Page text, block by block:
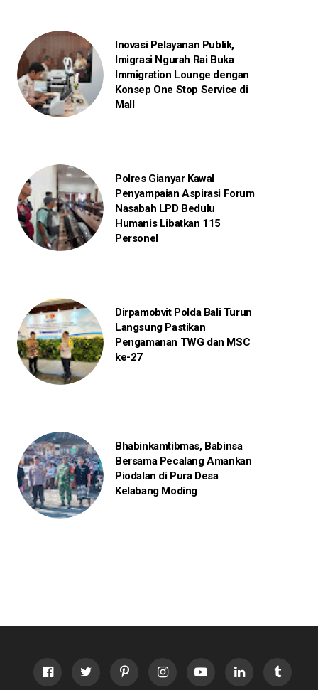
Inovasi Pelayanan Publik,
Imigrasi Ngurah Rai Buka
Immigration Lounge dengan
Konsep One Stop Service di
Mall
Polres Gianyar Kawal
Penyampaian Aspirasi Forum
Nasabah LPD Bedulu
Humanis Libatkan 115
Personel
Dirpamobvit Polda Bali Turun
Langsung Pastikan
Pengamanan TWG dan MSC
ke-27
Bhabinkamtibmas, Babinsa
Bersama Pecalang Amankan
Piodalan di Pura Desa
Kelabang Moding